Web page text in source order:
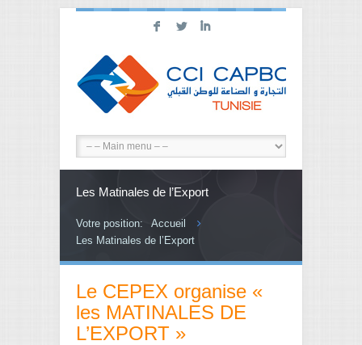
F L I
Les Matinales de l’Export
Votre position:
Accueil
Les Matinales de l’Export
Le CEPEX organise «
les MATINALES DE
L’EXPORT »